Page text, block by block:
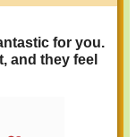
for you.
and they feel